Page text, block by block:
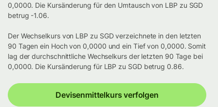
0,0000. Die Kursänderung für den Umtausch von LBP zu SGD
betrug -1.06.
Der Wechselkurs von LBP zu SGD verzeichnete in den letzten
90 Tagen ein Hoch von 0,0000 und ein Tief von 0,0000. Somit
lag der durchschnittliche Wechselkurs der letzten 90 Tage bei
0,0000. Die Kursänderung für LBP zu SGD betrug 0.86.
Devisenmittelkurs verfolgen